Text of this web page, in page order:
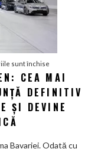
2030
șapte
noi
sunt închise
O
nouă
eră
Cea
CEA MAI
DEFINITIV
ȘI DEVINE
Bavariei. Odată cu